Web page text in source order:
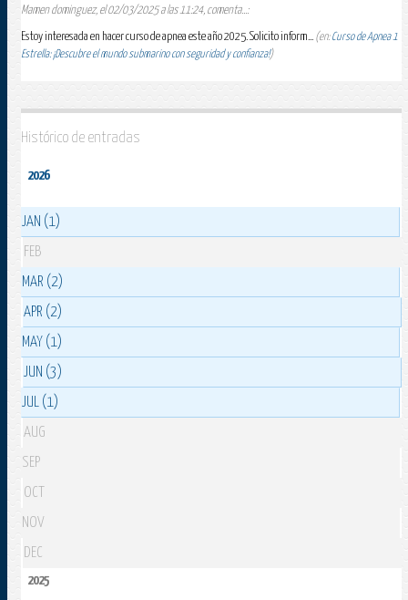
Mamen dominguez, el 02/03/2025 a las 11:24, comenta...:
Estoy interesada en hacer curso de apnea este año 2025. Solicito inform... (en:Curso de Apnea 1
Estrella: ¡Descubre el mundo submarino con seguridad y confianza!)
Histórico de entradas
2026
JAN (1)
FEB
MAR (2)
APR (2)
MAY (1)
JUN (3)
JUL (1)
AUG
SEP
OCT
NOV
DEC
2025